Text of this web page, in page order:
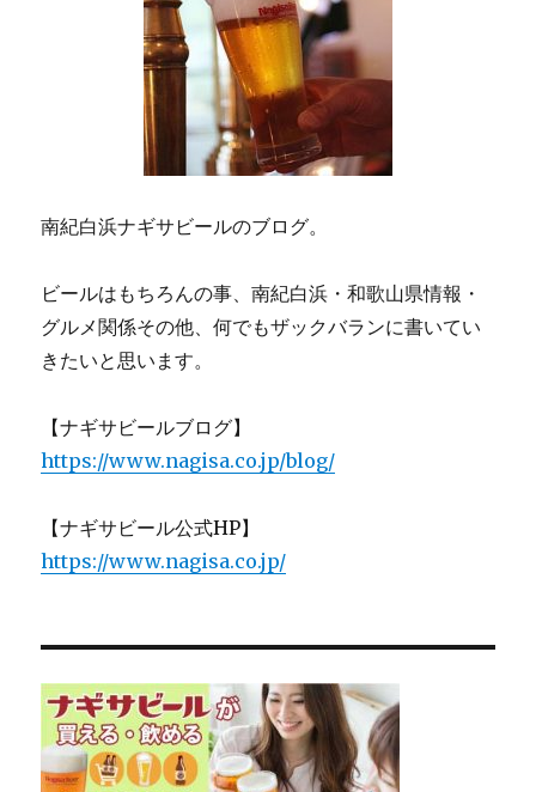
南紀白浜ナギサビールのブログ。
ビールはもちろんの事、南紀白浜・和歌山県情報・
グルメ関係その他、何でもザックバランに書いてい
きたいと思います。
【ナギサビールブログ】
https://www.nagisa.co.jp/blog/
【ナギサビール公式HP】
https://www.nagisa.co.jp/